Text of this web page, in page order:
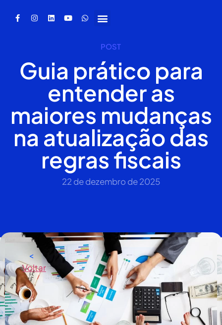
<
Voltar
POST
Guia prático para
entender as
maiores mudanças
na atualização das
regras fiscais
22 de dezembro de 2025